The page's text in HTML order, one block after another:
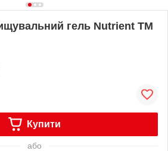
гель Nutrient TM
Купити
або